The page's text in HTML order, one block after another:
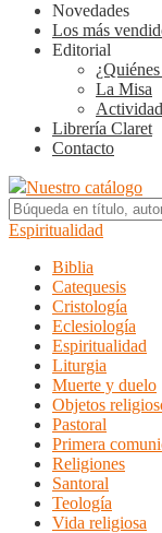
Novedades
Los más
Editorial
La Misa
Librería Claret
Contacto
Nuestro catálogo
Espiritualidad
Biblia
Catequesis
Cristología
Eclesiología
Espiritualidad
Liturgia
Muerte y duelo
Objetos
Pastoral
Primera
Religiones
Santoral
Teología
Vida religiosa